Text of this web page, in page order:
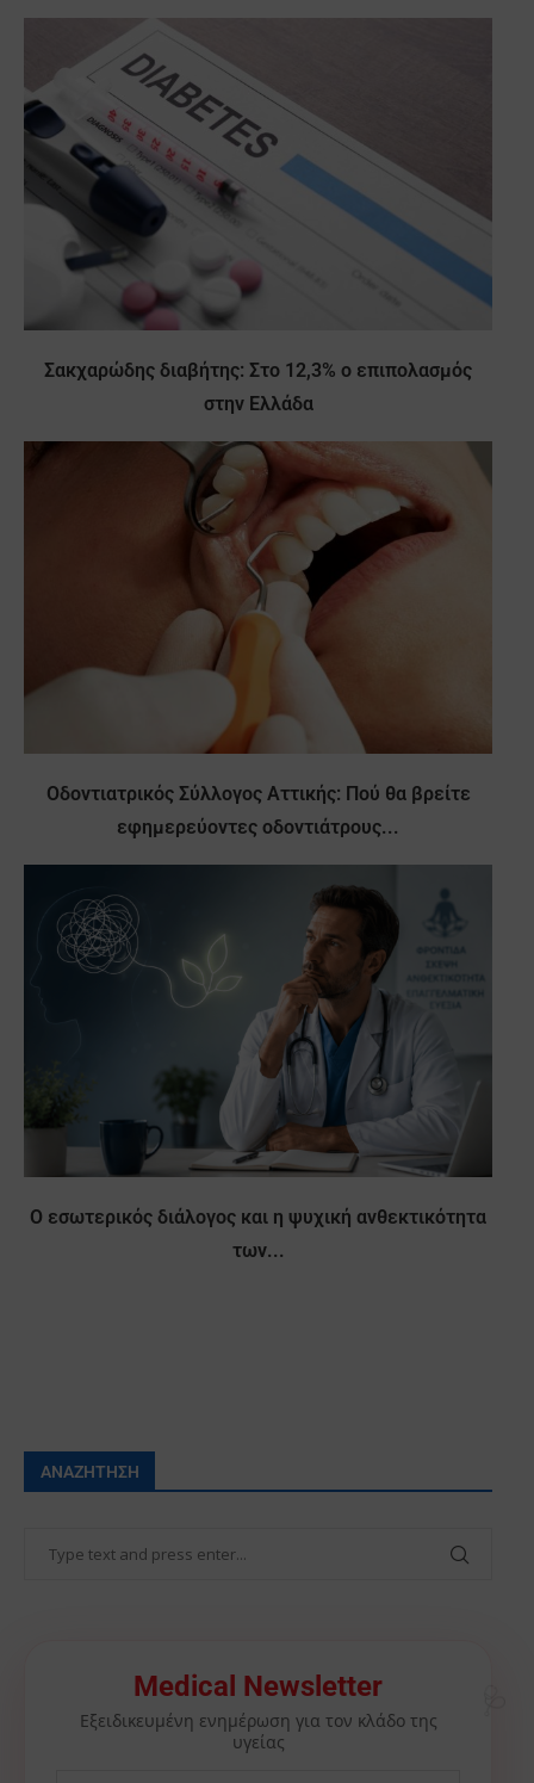
Σακχαρώδης διαβήτης: Στο 12,3% ο επιπολασμός
στην Ελλάδα
Οδοντιατρικός Σύλλογος Αττικής: Πού θα βρείτε
εφημερεύοντες οδοντιάτρους...
Ο εσωτερικός διάλογος και η ψυχική ανθεκτικότητα
των...
ΑΝΑΖΉΤΗΣΗ
Medical Newsletter
Εξειδικευμένη ενημέρωση για τον κλάδο της
υγείας